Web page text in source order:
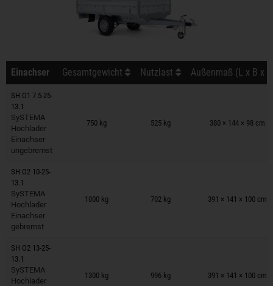
Einachser Gesamtgewicht Nutzlast Außenmaß (L x B x
SH O1 7.5-25-
13.1
SySTEMA
Hochlader
Einachser
ungebremst
750 kg 525 kg 380 × 144 × 98 cm
Anhänger auf Merkzettel
SH O2 10-25-
13.1
SySTEMA
Hochlader
Einachser
gebremst
1000 kg 702 kg 391 × 141 × 100 cm
Anhänger auf Merkzettel
SH O2 13-25-
13.1
SySTEMA
Hochlader
1300 kg 996 kg 391 × 141 × 100 cm
Anhänger auf Merkzettel